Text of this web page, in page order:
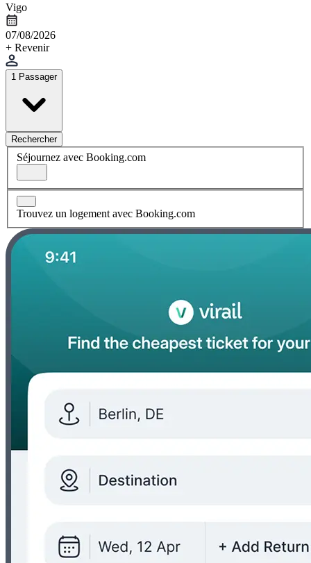
Vigo
07/08/2026
+ Revenir
1 Passager
Rechercher
Séjournez avec Booking.com
Trouvez un logement avec Booking.com